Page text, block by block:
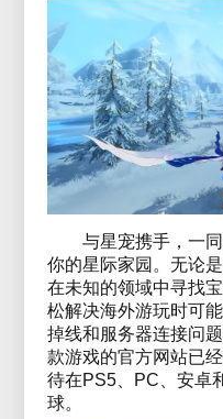
与星宠携手，一
你的星际家园。无论
在未知的领域中寻找
松解决海外游玩时可
掉线和服务器连接问
款游戏的官方网站已
待在PS5、PC、安卓
球。